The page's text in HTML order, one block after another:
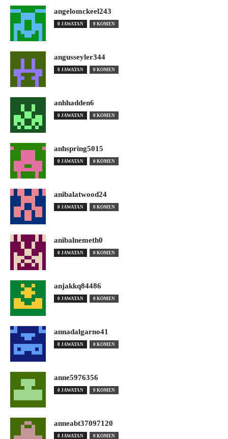
angelomckeel243
0 JAWATAN 0 KOMEN
angusseyler344
0 JAWATAN 0 KOMEN
anhhadden6
0 JAWATAN 0 KOMEN
anhspring5015
0 JAWATAN 0 KOMEN
anibalatwood24
0 JAWATAN 0 KOMEN
anibalnemeth0
0 JAWATAN 0 KOMEN
anjakkq84486
0 JAWATAN 0 KOMEN
annadalgarno41
0 JAWATAN 0 KOMEN
anne5976356
0 JAWATAN 0 KOMEN
anneabt37097120
0 JAWATAN 0 KOMEN